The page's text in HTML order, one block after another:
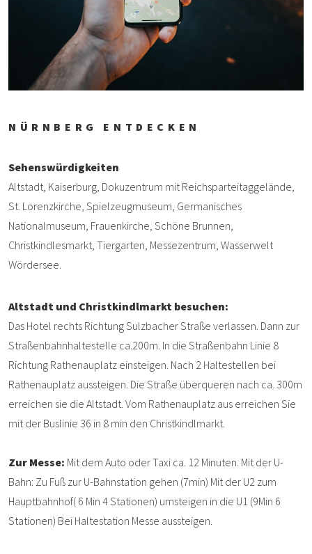
NÜRNBERG ENTDECKEN
Sehenswürdigkeiten
Altstadt, Kaiserburg, Dokuzentrum mit Reichsparteitaggelände,
St. Lorenzkirche, Spielzeugmuseum, Germanisches
Nationalmuseum, Frauenkirche, Schöne Brunnen,
Christkindlesmarkt, Tiergarten, Messezentrum, Wasserwelt
Wördersee.
Altstadt und Christkindlmarkt besuchen:
Das Hotel rechts Richtung Sulzbacher Straße verlassen. Dann zur
Straßenbahnhaltestelle ca.200m. In die Straßenbahn Linie 8
Richtung Rathenauplatz einsteigen. Nach 2 Haltestellen bei
Rathenauplatz aussteigen. Die Straße überqueren nach ca. 300m
erreichen sie die Altstadt. Vom Rathenauplatz aus erreichen Sie
mit der Buslinie 36 in 8 min den Christkindlmarkt.
Zur Messe: Mit dem Auto oder Taxi ca. 12 Minuten. Mit der U-
Bahn: Zu Fuß zur U-Bahnstation gehen (7min) Mit der U2 zum
Hauptbahnhof( 6 Min 4 Stationen) umsteigen in die U1 (9Min 6
Stationen) Bei Haltestation Messe aussteigen.